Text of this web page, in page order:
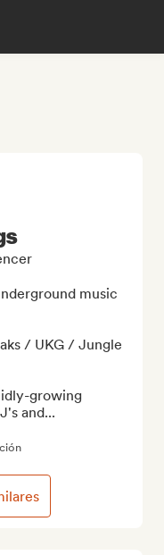
music
/ UKG / Jungle
growing
and...